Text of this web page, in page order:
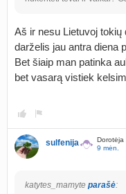
Aš ir nesu Lietuvoj tokių
darželis jau antra diena
Bet šiaip man patinka
bet vasarą vistiek
sulfenija Dorotėja
9 mėn.
katytes_mamyte parašė: